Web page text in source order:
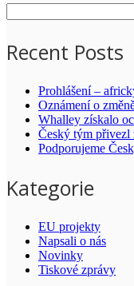
Recent Posts
Prohlášení –
Oznámení o
Whalley získalo
Český tým přivezl
Podporujeme
Kategorie
EU projekty
Napsali o nás
Novinky
Tiskové zprávy